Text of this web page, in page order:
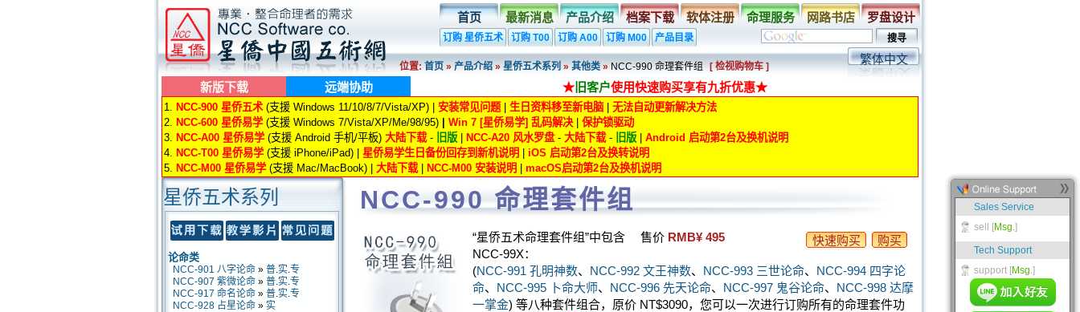
首页 最新消息 产品介绍 档案下载 软体注册 命理服务 网路书店 罗盘设计
订购 星侨五术 订购 T00 订购 A00 订购 M00 产品目录
位置:首页»产品介绍»星侨五术系列»其他类»NCC-990 命理套件组 [ 检视购物车 ]
繁体中文
新版下载 远端协助 ★旧客户使用快速购买享有九折优惠★
1. NCC-900 星侨五术(支援 Windows 11/10/8/7/Vista/XP) | 安装常见问题| 生日资料移至新电脑
无法自动更新解决方法
2. NCC-600 星侨易学(支援 Windows 7/Vista/XP/Me/98/95) Win 7 [星侨易学] 乱码解决| 保护锁驱动
3. NCC-A00 星侨易学(支援 Android 手机/平板) 大陆下载- 旧版 NCC-A20 风水罗盘- 大陆下载- 旧版
Android 启动第2台及换机说明
4. NCC-T00 星侨易学(支援 iPhone/iPad) | 星侨易学生日备份回存到新机说明
iOS 启动第2台及换转说明
5. NCC-M00 星侨易学(支援 Mac/MacBook) | 大陆下载| NCC-M00 安装说明 macOS启动第2台及换机说明
星侨五术系列
论命类
NCC-901 八字论命 » 普.实.专
NCC-907 紫微论命 » 普.实.专
NCC-917 命名论命 » 普.实.专
NCC-928 占星论命 » 实
NCC-990 命理套件组
售价 RMB¥ 495 购买
快速购买
“星侨五术命理套件组”中包含
NCC-99X：
(NCC-991 孔明神数、 NCC-992 文王神数、 NCC-993 三世论命、 NCC-994 四字论
命、 NCC-995 卜命大师、 NCC-996 先天论命、 NCC-997 鬼谷论命、 NCC-998 达摩
一掌金) 等八种套件组合，原价 NT$3090，您可以一次进行订购所有的命理套件功